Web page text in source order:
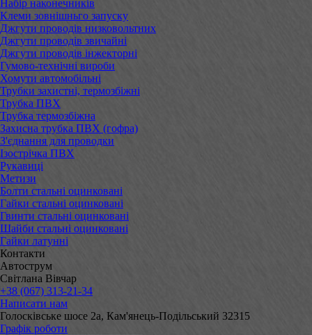
Набір наконечників
Клеми зовнішньго запуску
Джгути проводів низковольтних
Джгути проводів звичайні
Джгути проводів інжекторні
Гумово-технічні вироби
Хомути автомобільні
Трубки захистні, термозбіжні
Трубка ПВХ
Трубка термозбіжна
Захисна трубка ПВХ (гофра)
З'єднання для проводки
Ізострічка ПВХ
Рукавиці
Метизи
Болти стальні оцинковані
Гайки стальні оцинковані
Гвинти стальні оцинковані
Шайби стальні оцинковані
Гайки латунні
Контакти
Автострум
Світлана Вівчар
+38 (067) 313-21-34
Написати нам
Голосківське шосе 2а, Кам'янець-Подільський 32315
Графік роботи